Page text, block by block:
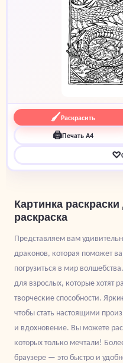
🖌Раскрасить
🖨Печать A4
♡
Картинка
раскраска
Представляем вам
драконов, которая поможет
погрузиться в мир
для взрослых, которые хотят
творческие способности.
чтобы стать настоящими
и вдохновение. Вы можете
которых только мечтали!
браузере — это быстро и